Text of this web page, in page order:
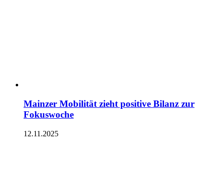
Mainzer Mobilität zieht positive Bilanz zur
Fokuswoche
12.11.2025